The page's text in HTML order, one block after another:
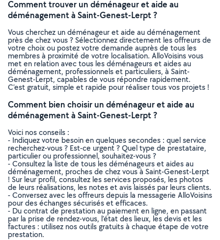
Comment trouver un déménageur et aide au
déménagement à Saint-Genest-Lerpt ?
Vous cherchez un déménageur et aide au déménagement
près de chez vous ? Sélectionnez directement les offreurs de
votre choix ou postez votre demande auprès de tous les
membres à proximité de votre localisation. AlloVoisins vous
met en relation avec tous les déménageurs et aides au
déménagement, professionnels et particuliers, à Saint-
Genest-Lerpt, capables de vous répondre rapidement.
C’est gratuit, simple et rapide pour réaliser tous vos projets !
Comment bien choisir un déménageur et aide au
déménagement à Saint-Genest-Lerpt ?
Voici nos conseils :
- Indiquez votre besoin en quelques secondes : quel service
recherchez-vous ? Est-ce urgent ? Quel type de prestataire,
particulier ou professionnel, souhaitez-vous ?
- Consultez la liste de tous les déménageurs et aides au
déménagement, proches de chez vous à Saint-Genest-Lerpt
! Sur leur profil, consultez les services proposés, les photos
de leurs réalisations, les notes et avis laissés par leurs clients.
- Conversez avec les offreurs depuis la messagerie AlloVoisins
pour des échanges sécurisés et efficaces.
- Du contrat de prestation au paiement en ligne, en passant
par la prise de rendez-vous, l’état des lieux, les devis et les
factures : utilisez nos outils gratuits à chaque étape de votre
prestation.